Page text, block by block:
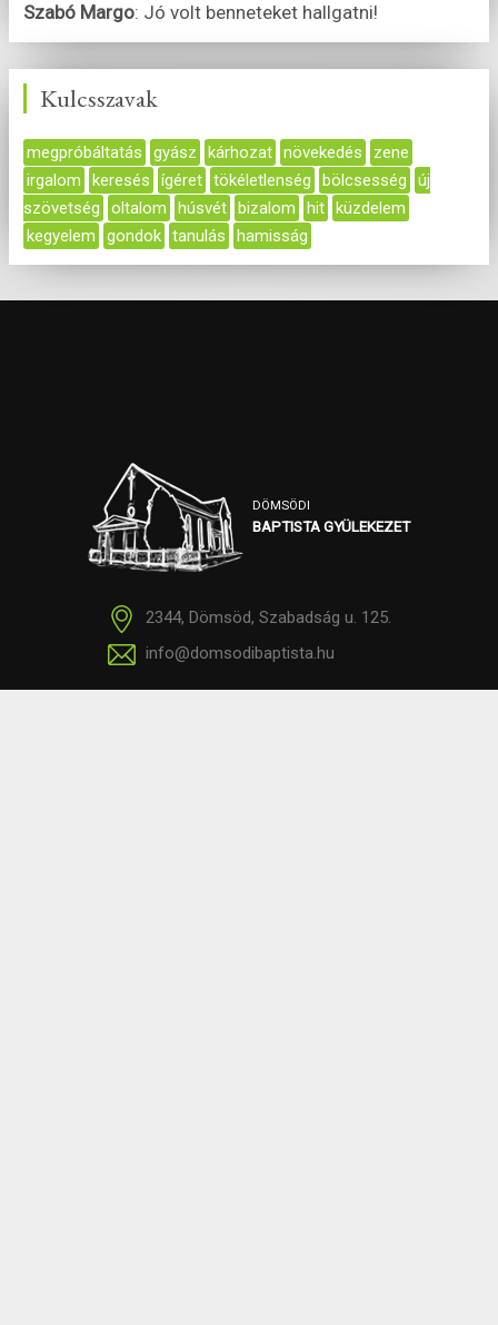
Szabó Margo: Jó volt benneteket hallgatni!
Kulcsszavak
megpróbáltatás gyász kárhozat növekedés
zene
irgalom
keresés ígéret tökéletlenség bölcsesség
új
szövetség
oltalom húsvét bizalom hit
küzdelem
kegyelem
gondok tanulás hamisság
DÖMSÖDI
BAPTISTA GYÜLEKEZET
2344, Dömsöd, Szabadság u. 125.
info@domsodibaptista.hu